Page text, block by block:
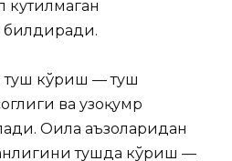
кутилмаган
билдиради.
туш кўриш — туш
ва узоқумр
Оила аъзоларидан
тушда кўриш —